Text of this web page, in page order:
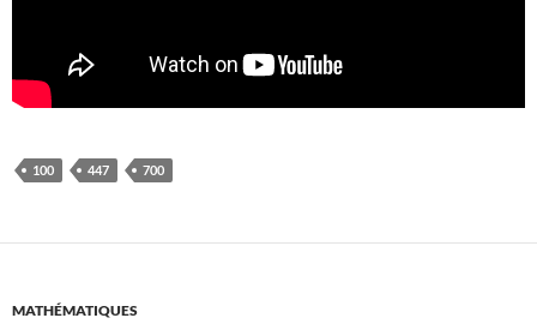
100 447 700
MATHÉMATIQUES